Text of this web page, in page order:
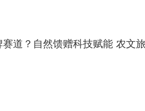
道？自然馈赠科技赋能 农文